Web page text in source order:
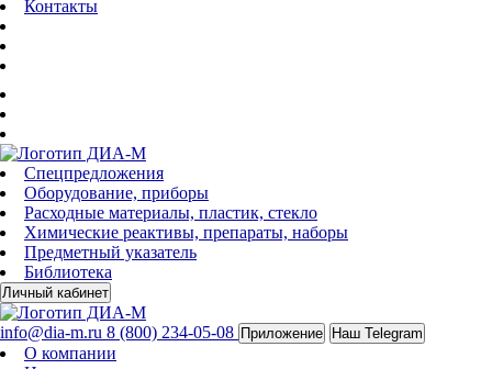
Контакты
Спецпредложения
Оборудование, приборы
Расходные материалы, пластик, стекло
Химические реактивы, препараты, наборы
Предметный указатель
Библиотека
Личный кабинет
info@dia-m.ru 8 (800) 234-05-08 Приложение Наш Telegram
О компании